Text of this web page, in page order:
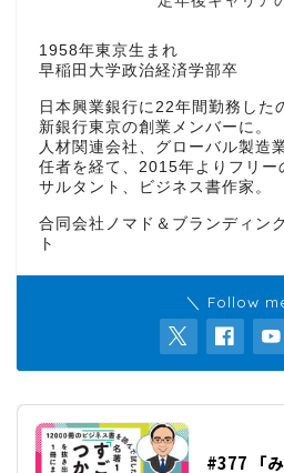
1958年東京生まれ
早稲田大学政治経済学部卒
日本興業銀行に22年間勤務した
新銀行東京の創業メンバーに。
人材関連会社、グローバル製造
任者を経て、2015年よりフリー
サルタント、ビジネス書作家。
合同会社ノマド＆ブランディン
ト
＼ Follow